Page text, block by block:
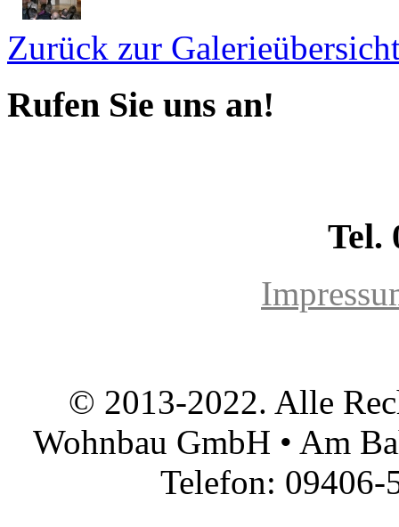
Zurück zur
Rufen Sie uns an!
Tel.
© 2013-2022. Alle
Wohnbau GmbH • Am
Telefon: 09406-